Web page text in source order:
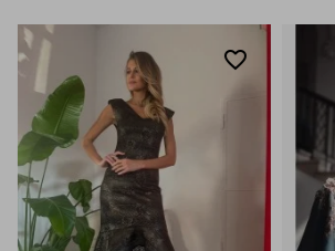
favorite_border